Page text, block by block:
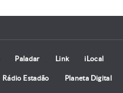
Paladar Link iLocal
Rádio Estadão Planeta Digital